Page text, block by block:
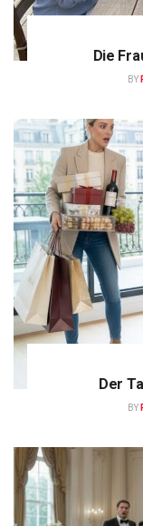
Die
BY
Der
BY